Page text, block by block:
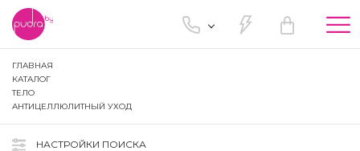
ГЛАВНАЯ
КАТАЛОГ
ТЕЛО
АНТИЦЕЛЛЮЛИТНЫЙ УХОД
НАСТРОЙКИ ПОИСКА